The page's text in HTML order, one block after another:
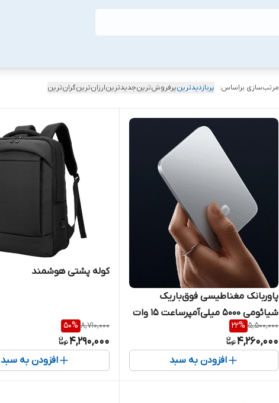
مرتب‌سازی براساس: پربازدیدترینپرفروش‌ترینجدیدترینارزان‌ترینگران‌ترین
پاوربانک مغناطیسی فوق‌باریک
شیائومی 5000 میلی‌آمپرساعت 15 وات
5,500,000
22%
4,260,000
افزودن به سبد
کوله پشتی هوشمند
8,710,000
50%
4,290,000
افزودن به سبد